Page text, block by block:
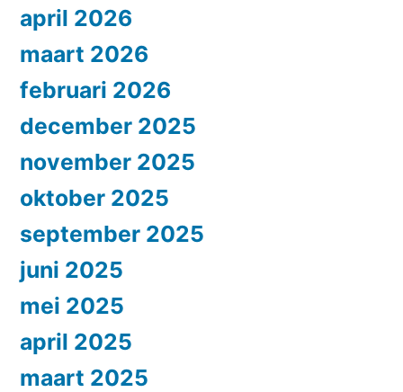
april 2026
maart 2026
februari 2026
december 2025
november 2025
oktober 2025
september 2025
juni 2025
mei 2025
april 2025
maart 2025